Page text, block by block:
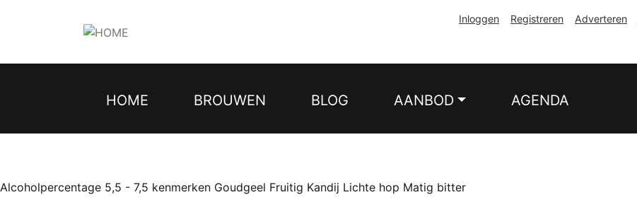
Inloggen Registreren Adverteren
Hoofdnavigatie
HOME BROUWEN BLOG AANBOD AGENDA
Alcoholpercentage 5,5 - 7,5 kenmerken Goudgeel Fruitig Kandij Lichte hop Matig bitter